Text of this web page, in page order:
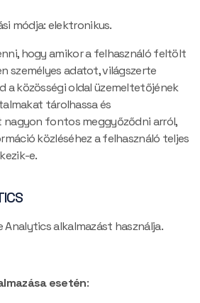
módja: elektronikus.
hogy amikor a felhasználó feltölt
személyes adatot, világszerte
a közösségi oldal üzemeltetőjének
tárolhassa és
nagyon fontos meggyőződni arról,
közléséhez a felhasználó teljes
e.
Analytics alkalmazást használja.
esetén: